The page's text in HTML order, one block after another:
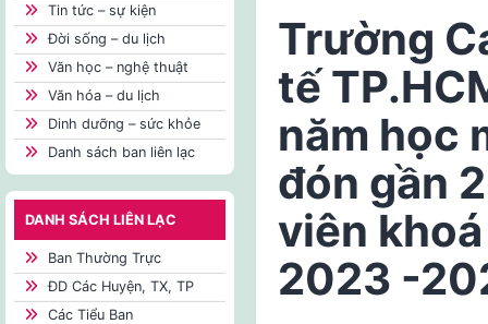
Tin tức – sự kiện
Đời sống – du lịch
Văn học – nghệ thuật
Văn hóa – du lịch
Dinh dưỡng – sức khỏe
Danh sách ban liên lạc
DANH SÁCH LIÊN LẠC
Ban Thường Trực
ĐD Các Huyện, TX, TP
Các Tiểu Ban
Trường
tế
năm học
đón gần
viên
2023 -